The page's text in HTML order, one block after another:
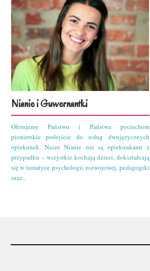
Nianie i Guwernantki
Oferujemy Państwu i Państwa pociechom
pionierskie podejście do usług dwujęzycznych
opiekunek. Nasze Nianie nie są opiekunkami z
przypadku – wszystkie kochają dzieci, dokształcają
się w tematyce psychologii rozwojowej, pedagogiki
oraz...